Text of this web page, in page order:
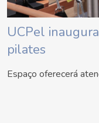
UCPel
pilates
Espaço oferecerá